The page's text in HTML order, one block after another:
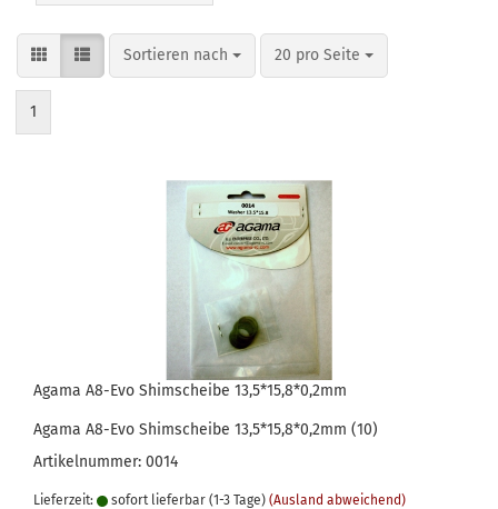
Sortieren nach
Sortieren nach 20 pro Seite
pro Seite
1
Agama A8-Evo Shimscheibe 13,5*15,8*0,2mm
Agama A8-Evo Shimscheibe 13,5*15,8*0,2mm (10)
Artikelnummer: 0014
Lieferzeit: sofort lieferbar (1-3 Tage) (Ausland abweichend)